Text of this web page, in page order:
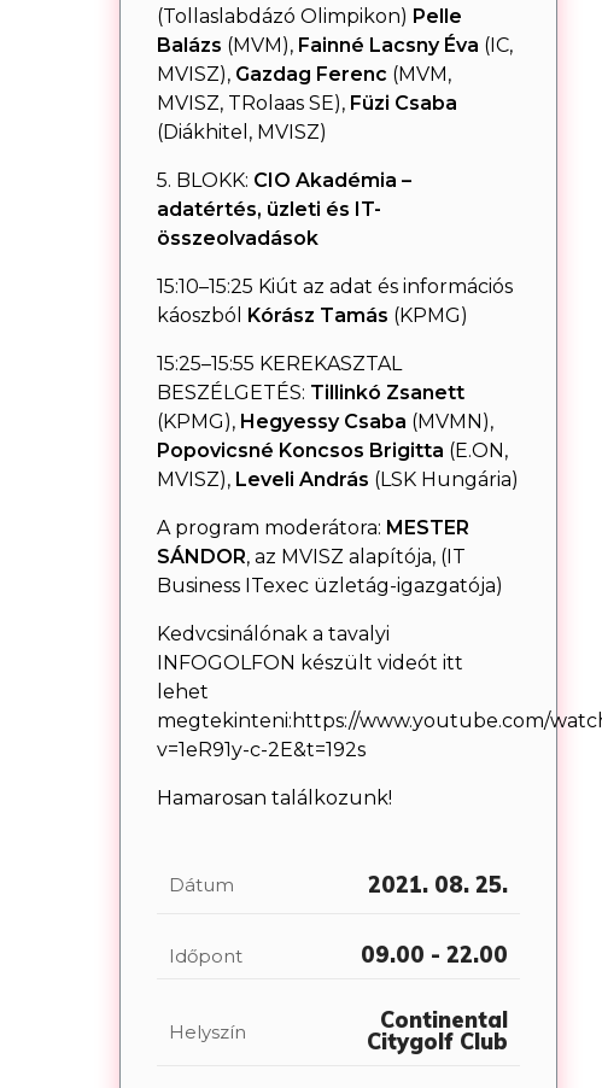
(Tollaslabdázó Olimpikon) Pelle
Balázs (MVM), Fainné Lacsny Éva (IC,
MVISZ), Gazdag Ferenc (MVM,
MVISZ, TRolaas SE), Füzi Csaba
(Diákhitel, MVISZ)
5. BLOKK: CIO Akadémia –
adatértés, üzleti és IT-
összeolvadások
15:10–15:25 Kiút az adat és információs
káoszból Kórász Tamás (KPMG)
15:25–15:55 KEREKASZTAL
BESZÉLGETÉS: Tillinkó Zsanett
(KPMG), Hegyessy Csaba (MVMN),
Popovicsné Koncsos Brigitta (E.ON,
MVISZ), Leveli András (LSK Hungária)
A program moderátora: MESTER
SÁNDOR, az MVISZ alapítója, (IT
Business ITexec üzletág-igazgatója)
Kedvcsinálónak a tavalyi
INFOGOLFON készült videót itt
lehet
megtekinteni: https://www.youtube.com/
v=1eR91y-c-2E&t=192s
Hamarosan találkozunk!
Dátum 2021. 08. 25.
Időpont 09.00 - 22.00
Helyszín Continental
Citygolf Club